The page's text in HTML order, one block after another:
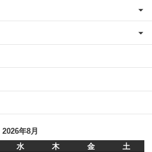
2026年8月
水 木 金
土